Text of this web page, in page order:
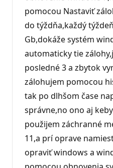
pomocou Nastaviť
do týždňa,každý
Gb,dokáže systém
automaticky tie
posledné 3 a zbytok
zálohujem pomocou
tak po dlhšom čase
správne,no ono aj
použijem záchranné
11,a prí oprave
opraviť windows a